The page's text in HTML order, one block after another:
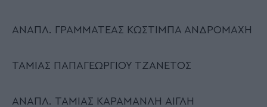
ΑΝΑΠΛ. ΓΡΑΜΜΑΤΕΑΣ ΚΩΣΤΙΜΠΑ ΑΝΔΡΟΜΑΧΗ
ΤΑΜΙΑΣ ΠΑΠΑΓΕΩΡΓΙΟΥ ΤΖΑΝΕΤΟΣ
ΑΝΑΠΛ. ΤΑΜΙΑΣ ΚΑΡΑΜΑΝΛΗ ΑΙΓΛΗ